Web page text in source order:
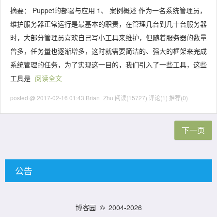
摘要： Puppet的部署与应用 1、 案例概述 作为一名系统管理员，
维护服务器正常运行是最基本的职责，在管理几台到几十台服务器
时，大部分管理员喜欢自己写小工具来维护，但随着服务器的数量
曾多，任务量也逐渐增多，这时就需要简洁的、强大的框架来完成
系统管理的任务，为了实现这一目的，我们引入了一些工具，这些
工具是 阅读全文
posted @ 2017-02-16 01:43 Brian_Zhu 阅读(15727) 评论(1) 推荐(0)
下一页
公告
博客园 © 2004-2026